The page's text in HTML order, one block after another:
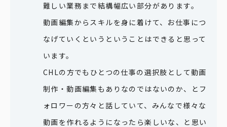
難しい業務まで結構幅広い部分があります。
動画編集からスキルを身に着けて、お仕事につ
なげていくというということはできると思って
います。
CHLの方でもひとつの仕事の選択肢として動画
制作・動画編集もありなのではないのか、とフ
ォロワーの方々と話していて、みんなで様々な
動画を作れるようになったら楽しいな、と思い